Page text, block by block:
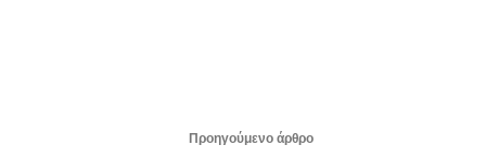
Προηγούμενο άρθρο